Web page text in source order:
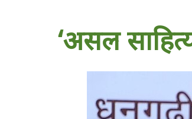
‘असल साहित्य